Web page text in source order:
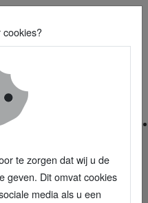
toekomst
of zegen?
cookies?
te zorgen dat wij u de
geven. Dit omvat cookies
media als u een